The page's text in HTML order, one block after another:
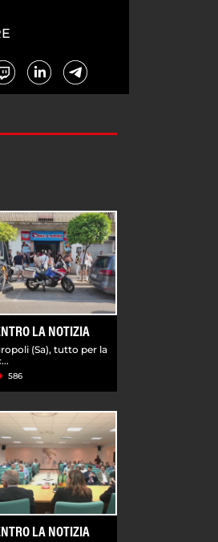
LA NOTIZIA
(Sa), tutto per la
586
LA NOTIZIA